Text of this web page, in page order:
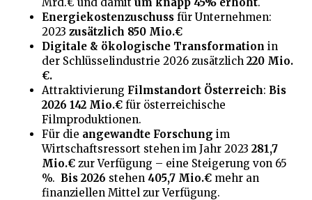
Energiekostenzuschuss für Unternehmen:
2023 zusätzlich 850 Mio.€
Digitale & ökologische Transformation in
der Schlüsselindustrie 2026 zusätzlich 220 Mio.
€.
Attraktivierung Filmstandort Österreich: Bis
2026 142 Mio.€ für österreichische
Filmproduktionen.
Für die angewandte Forschung im
Wirtschaftsressort stehen im Jahr 2023 281,7
Mio.€ zur Verfügung – eine Steigerung von 65
%. Bis 2026 stehen 405,7 Mio.€ mehr an
finanziellen Mittel zur Verfügung.